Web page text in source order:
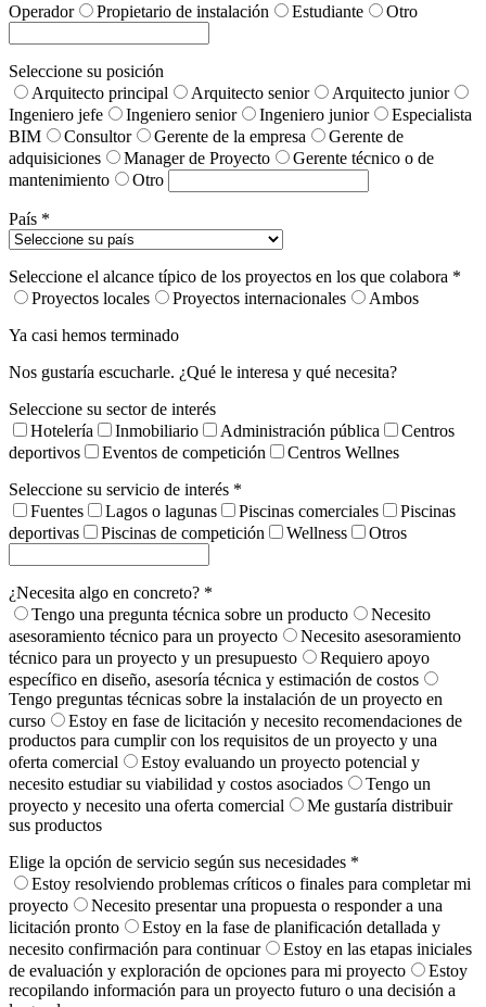
Operador
Propietario de instalación Estudiante Otro
Seleccione su posición
Arquitecto principal
Arquitecto senior
Arquitecto junior
Ingeniero jefe
Ingeniero senior Ingeniero junior
Especialista
BIM
Consultor Gerente de la empresa
Gerente de
adquisiciones
Manager de Proyecto
Gerente técnico o de
mantenimiento
Otro
País *
Seleccione el alcance típico de los proyectos en los que colabora *
Proyectos locales
Proyectos internacionales
Ambos
Ya casi hemos terminado
Nos gustaría escucharle. ¿Qué le interesa y qué necesita?
Seleccione su sector de interés
Hotelería
Inmobiliario Administración pública
Centros
deportivos
Eventos de competición
Centros Wellnes
Seleccione su servicio de interés *
Fuentes
Lagos o lagunas Piscinas comerciales
Piscinas
deportivas
Piscinas de competición Wellness Otros
¿Necesita algo en concreto? *
Tengo una pregunta técnica sobre un producto
Necesito
asesoramiento técnico para un proyecto
Necesito asesoramiento
técnico para un proyecto y un presupuesto
Requiero apoyo
específico en diseño, asesoría técnica y estimación de costos
Tengo preguntas técnicas sobre la instalación de un proyecto en
curso
Estoy en fase de licitación y necesito recomendaciones de
productos para cumplir con los requisitos de un proyecto y una
oferta comercial
Estoy evaluando un proyecto potencial y
necesito estudiar su viabilidad y costos asociados
Tengo un
proyecto y necesito una oferta comercial
Me gustaría distribuir
sus productos
Elige la opción de servicio según sus necesidades *
Estoy resolviendo problemas críticos o finales para completar mi
proyecto
Necesito presentar una propuesta o responder a una
licitación pronto
Estoy en la fase de planificación detallada y
necesito confirmación para continuar
Estoy en las etapas iniciales
de evaluación y exploración de opciones para mi proyecto
Estoy
recopilando información para un proyecto futuro o una decisión a